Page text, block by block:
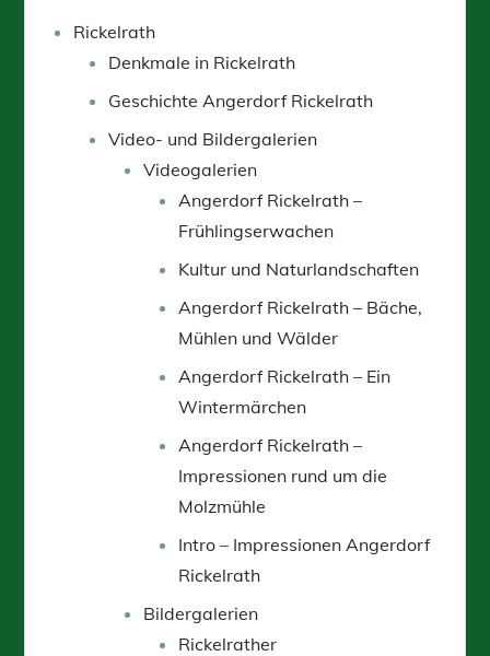
Rickelrath
Denkmale in Rickelrath
Geschichte Angerdorf Rickelrath
Video- und Bildergalerien
Videogalerien
Angerdorf Rickelrath –
Frühlingserwachen
Kultur und Naturlandschaften
Angerdorf Rickelrath – Bäche,
Mühlen und Wälder
Angerdorf Rickelrath – Ein
Wintermärchen
Angerdorf Rickelrath –
Impressionen rund um die
Molzmühle
Intro – Impressionen Angerdorf
Rickelrath
Bildergalerien
Rickelrather